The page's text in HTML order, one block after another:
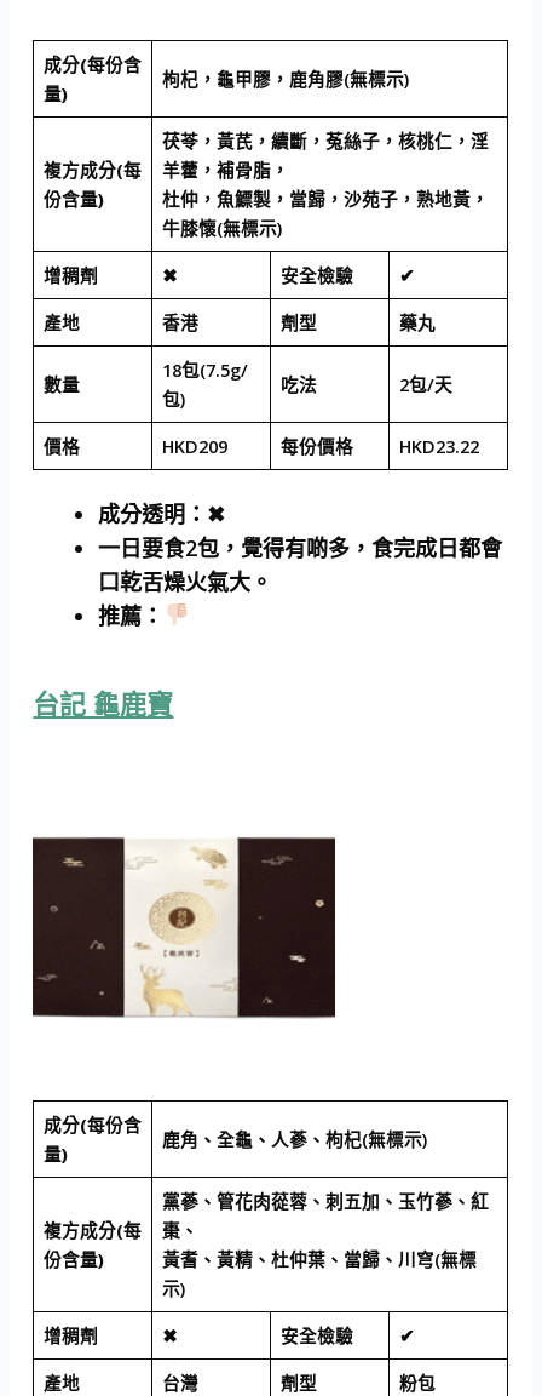
成分(每份含
量)
枸杞，龜甲膠，鹿角膠(無標示)
複方成分(每
份含量)
茯苓，黃芪，續斷，菟絲子，核桃仁，淫
羊藿，補骨脂，
杜仲，魚鰾製，當歸，沙苑子，熟地黃，
牛膝懷(無標示)
增稠劑
✖ 安全檢驗
✔
產地
香港 劑型 藥丸
數量
18包(7.5g/
包)
吃法 2包/天
價格 HKD209 每份價格 HKD23.22
成分透明 ：✖
一日要食2包，覺得有啲多，食完成日都會
口乾舌燥火氣大。
推薦 ：
台記 龜鹿寶
成分(每份含
量)
鹿角、全龜、人蔘、枸杞(無標示)
複方成分(每
份含量)
黨蔘、管花肉蓯蓉、刺五加、玉竹蔘、紅
棗、
黃耆、黃精、杜仲葉、當歸、川穹(無標
示)
增稠劑
✖ 安全檢驗
✔
產地
台灣 劑型
粉包